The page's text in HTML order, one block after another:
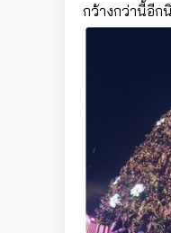
กว้างกว่านี้อีก